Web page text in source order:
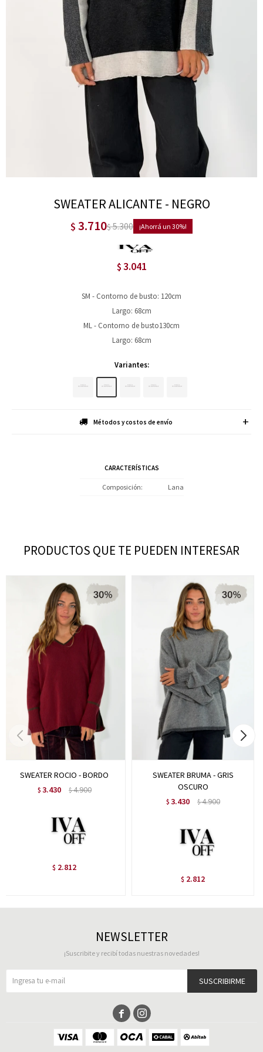
SWEATER ALICANTE - NEGRO
$ 3.710$5.300 30
$ 3.041
SM - Contorno de busto: 120cm
Largo: 68cm
ML - Contorno de busto130cm
Largo: 68cm
Variantes:
Métodos y costos de envío
CARACTERÍSTICAS
Composición Lana
PRODUCTOS QUE TE PUEDEN INTERESAR
SWEATER ROCIO - BORDO
$ 3.430 $4.900
$ 2.812
SWEATER BRUMA - GRIS
OSCURO
$ 3.430 $4.900
$ 2.812
NEWSLETTER
¡Suscribite y recibí todas nuestras novedades!
SUSCRIBIRME
 